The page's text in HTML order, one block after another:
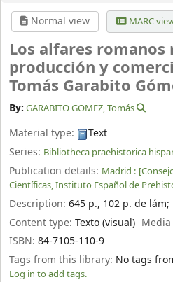
Normal view MARC
Los alfares romanos
producción y
Tomás Garabito
By: GARABITO GOMEZ, Tomás
Material type:
Text
Series: Bibliotheca praehistorica
Publication details: Madrid :
Científicas, Instituto Español de
Description: 645 p., 102 p. de lám;
Content type: Texto (visual)
ISBN: 84-7105-110-9
Tags from this library: No tags
Log in to add tags.